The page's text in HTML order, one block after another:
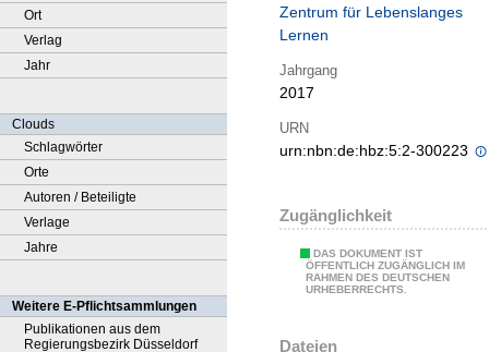
Ort
Verlag
Jahr
Clouds
Schlagwörter
Orte
Autoren / Beteiligte
Verlage
Jahre
Weitere E-Pflichtsammlungen
Publikationen aus dem
Regierungsbezirk Düsseldorf
Zentrum für Lebenslanges
Lernen
Jahrgang
2017
URN
urn:nbn:de:hbz:5:2-300223
Zugänglichkeit
DAS DOKUMENT IST
ÖFFENTLICH ZUGÄNGLICH IM
RAHMEN DES DEUTSCHEN
URHEBERRECHTS.
Dateien